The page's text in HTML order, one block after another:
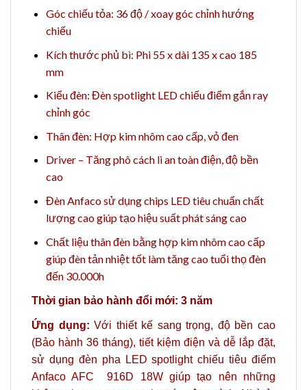
Góc chiếu tỏa: 36 độ / xoay góc chỉnh hướng
chiếu
Kích thước phủ bì: Phi 55 x dài 135 x cao 185
mm
Kiểu đèn: Đèn spotlight LED chiếu điểm gắn ray
chỉnh góc
Thân đèn: Hợp kim nhôm cao cấp, vỏ đen
Driver – Tăng phô cách li an toàn điện, độ bền
cao
Đèn Anfaco sử dụng chips LED tiêu chuẩn chất
lượng cao giúp tạo hiệu suất phát sáng cao
Chất liệu thân đèn bằng hợp kim nhôm cao cấp
giúp đèn tản nhiệt tốt làm tăng cao tuổi thọ đèn
đến 30.000h
Thời gian bảo hành đổi mới: 3 năm
Ứng dụng:Với thiết kế sang trọng, độ bền cao
(Bảo hành 36 tháng), tiết kiệm điện và dễ lắp đặt,
sử dụng đèn pha LED spotlight chiếu tiêu điểm
Anfaco AFC 916D 18W giúp tạo nên những